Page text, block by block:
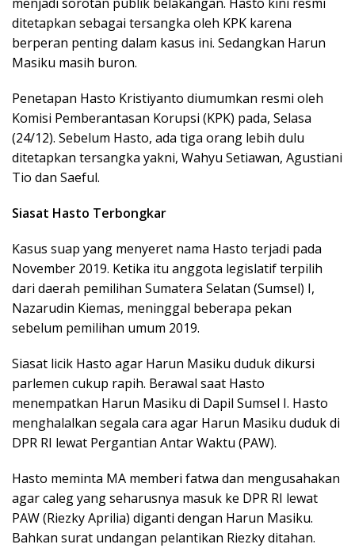
ditetapkan sebagai tersangka oleh KPK karena
berperan penting dalam kasus ini. Sedangkan Harun
Masiku masih buron.
Penetapan Hasto Kristiyanto diumumkan resmi oleh
Komisi Pemberantasan Korupsi (KPK) pada, Selasa
(24/12). Sebelum Hasto, ada tiga orang lebih dulu
ditetapkan tersangka yakni, Wahyu Setiawan, Agustiani
Tio dan Saeful.
Siasat Hasto Terbongkar
Kasus suap yang menyeret nama Hasto terjadi pada
November 2019. Ketika itu anggota legislatif terpilih
dari daerah pemilihan Sumatera Selatan (Sumsel) I,
Nazarudin Kiemas, meninggal beberapa pekan
sebelum pemilihan umum 2019.
Siasat licik Hasto agar Harun Masiku duduk dikursi
parlemen cukup rapih. Berawal saat Hasto
menempatkan Harun Masiku di Dapil Sumsel I. Hasto
menghalalkan segala cara agar Harun Masiku duduk di
DPR RI lewat Pergantian Antar Waktu (PAW).
Hasto meminta MA memberi fatwa dan mengusahakan
agar caleg yang seharusnya masuk ke DPR RI lewat
PAW (Riezky Aprilia) diganti dengan Harun Masiku.
Bahkan surat undangan pelantikan Riezky ditahan.